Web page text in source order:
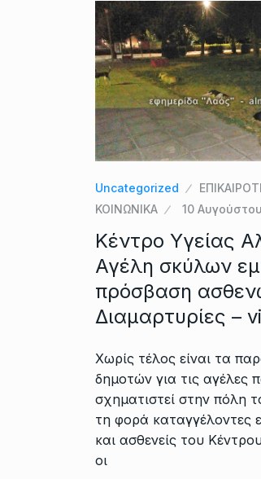
Uncategorized
ΚΟΙΝΩΝΙΚΑ
10
Κέντρο Υγείας
Αγέλη σκύλων
πρόσβαση
Διαμαρτυρίες –
Χωρίς τέλος είναι τα
δημοτών για τις αγέλες
σχηματιστεί στην πόλη
τη φορά καταγγέλοντες
και ασθενείς του
οι